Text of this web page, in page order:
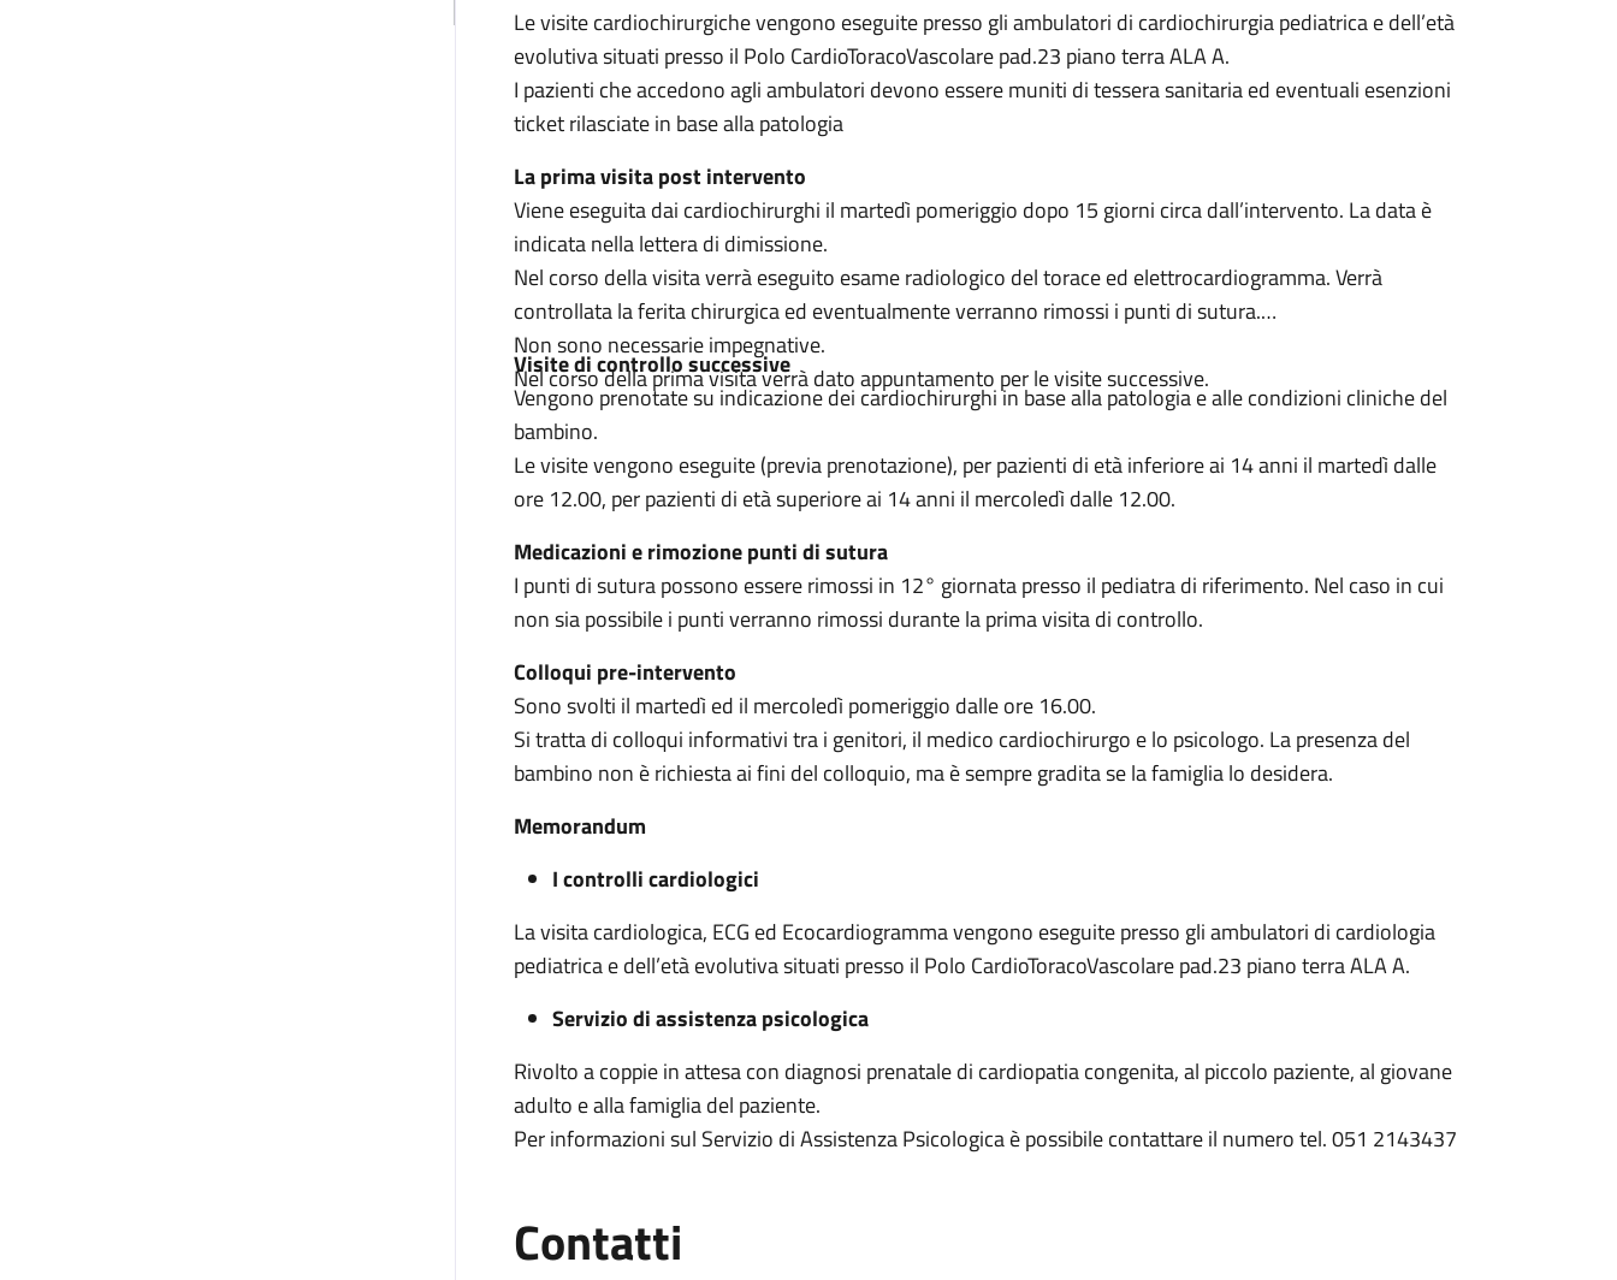
Le visite cardiochirurgiche vengono eseguite presso gli ambulatori di cardiochirurgia pediatrica e dell’età
evolutiva situati presso il Polo CardioToracoVascolare pad.23 piano terra ALA A.
I pazienti che accedono agli ambulatori devono essere muniti di tessera sanitaria ed eventuali esenzioni
ticket rilasciate in base alla patologia
La prima visita post intervento
Viene eseguita dai cardiochirurghi il martedì pomeriggio dopo 15 giorni circa dall’intervento. La data è
indicata nella lettera di dimissione.
Nel corso della visita verrà eseguito esame radiologico del torace ed elettrocardiogramma. Verrà
controllata la ferita chirurgica ed eventualmente verranno rimossi i punti di sutura.
Non sono necessarie impegnative.
Nel corso della prima visita verrà dato appuntamento per le visite successive.
Visite di controllo successive
Vengono prenotate su indicazione dei cardiochirurghi in base alla patologia e alle condizioni cliniche del
bambino.
Le visite vengono eseguite (previa prenotazione), per pazienti di età inferiore ai 14 anni il martedì dalle
ore 12.00, per pazienti di età superiore ai 14 anni il mercoledì dalle 12.00.
Medicazioni e rimozione punti di sutura
I punti di sutura possono essere rimossi in 12° giornata presso il pediatra di riferimento. Nel caso in cui
non sia possibile i punti verranno rimossi durante la prima visita di controllo.
Colloqui pre-intervento
Sono svolti il martedì ed il mercoledì pomeriggio dalle ore 16.00.
Si tratta di colloqui informativi tra i genitori, il medico cardiochirurgo e lo psicologo. La presenza del
bambino non è richiesta ai fini del colloquio, ma è sempre gradita se la famiglia lo desidera.
Memorandum
I controlli cardiologici
La visita cardiologica, ECG ed Ecocardiogramma vengono eseguite presso gli ambulatori di cardiologia
pediatrica e dell’età evolutiva situati presso il Polo CardioToracoVascolare pad.23 piano terra ALA A.
Servizio di assistenza psicologica
Rivolto a coppie in attesa con diagnosi prenatale di cardiopatia congenita, al piccolo paziente, al giovane
adulto e alla famiglia del paziente.
Per informazioni sul Servizio di Assistenza Psicologica è possibile contattare il numero tel. 051 2143437
Contatti